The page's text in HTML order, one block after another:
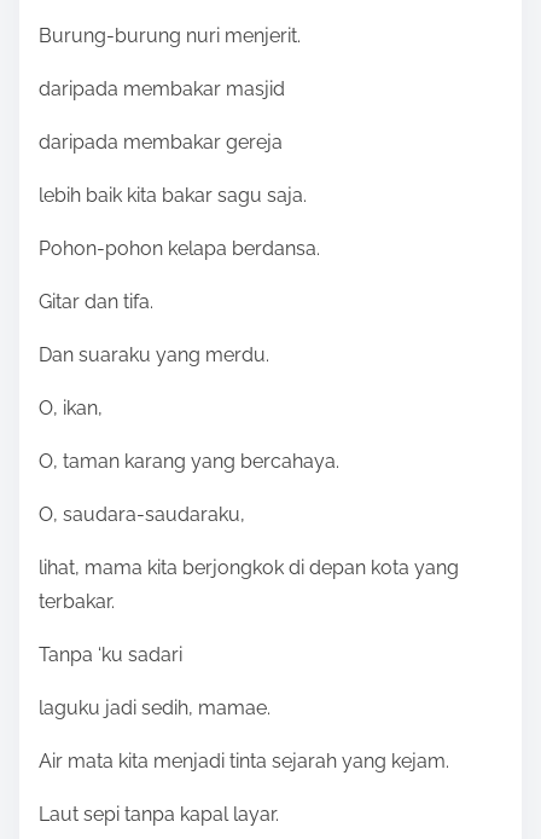
Burung-burung nuri menjerit.
daripada membakar masjid
daripada membakar gereja
lebih baik kita bakar sagu saja.
Pohon-pohon kelapa berdansa.
Gitar dan tifa.
Dan suaraku yang merdu.
O, ikan,
O, taman karang yang bercahaya.
O, saudara-saudaraku,
lihat, mama kita berjongkok di depan kota yang
terbakar.
Tanpa ‘ku sadari
laguku jadi sedih, mamae.
Air mata kita menjadi tinta sejarah yang kejam.
Laut sepi tanpa kapal layar.